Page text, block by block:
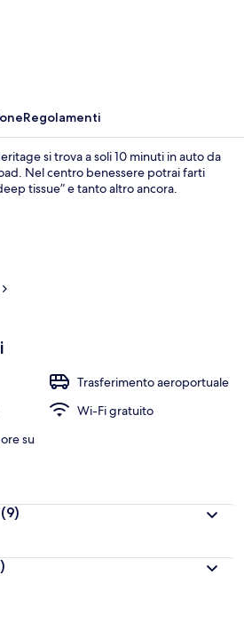
Regolamenti
si trova a soli 10 minuti in auto da
Nel centro benessere potrai farti
tissue” e tanto altro ancora.
Trasferimento aeroportuale
Wi-Fi gratuito
su
(9)